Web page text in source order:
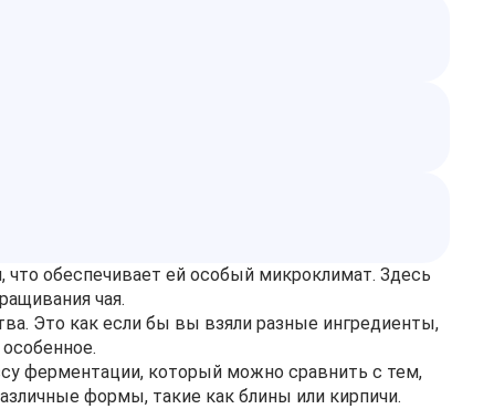
обеспечивает ей особый микроклимат. Здесь
чая.
Это как если бы вы взяли разные ингредиенты,
ферментации, который можно сравнить с тем,
формы, такие как блины или кирпичи.